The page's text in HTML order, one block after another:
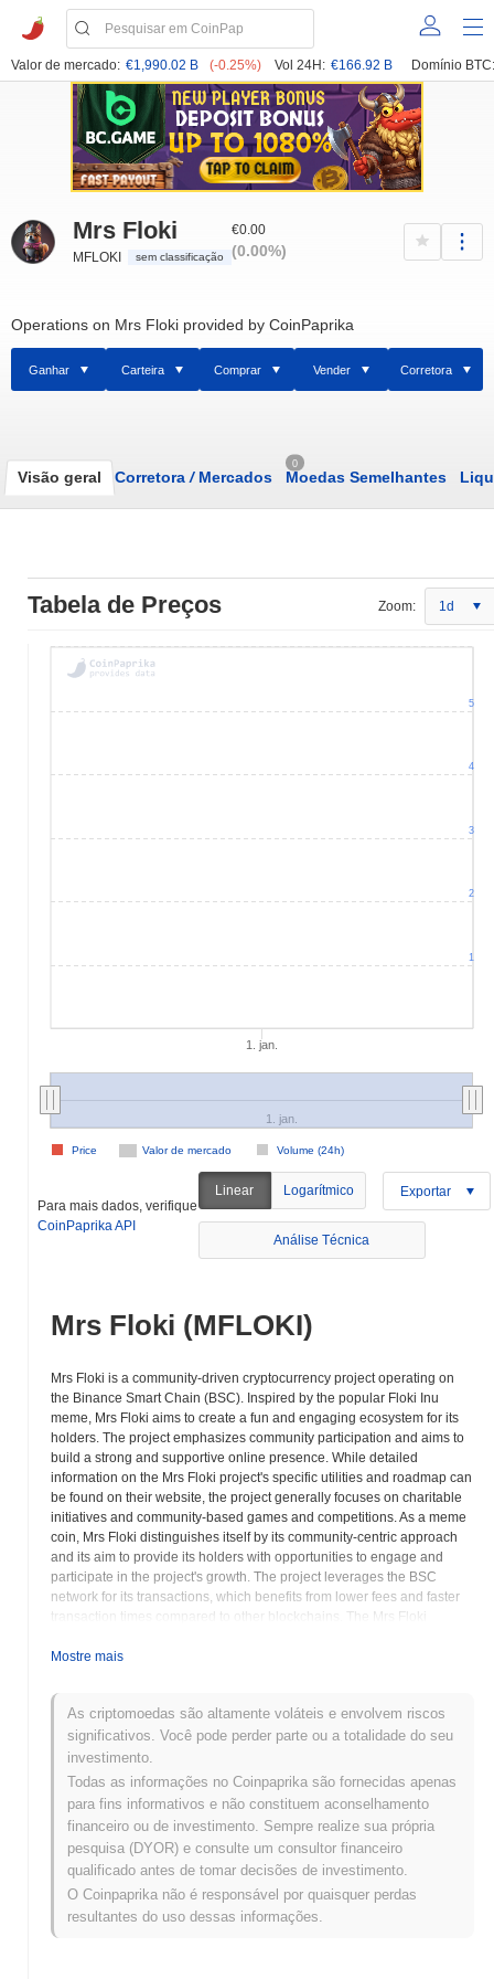
Valor de mercado: €1,990.02 B (-0.25%) Vol 24H: €166.92 B Domínio BTC:
Mrs Floki
MFLOKI sem classificação
€0.00
(0.00%)
Operations on Mrs Floki provided by CoinPaprika
Ganhar Carteira Comprar Vender Corretora
Visão geral Corretora /Mercados
0
Moedas Semelhantes
Tabela de Preços Zoom: 1d
1. jan.
Valor de mercado Volume (24h)
Price
1. jan.
1
2
3
4
5
Para mais dados, verifique
CoinPaprika API
Linear Logarítmico Exportar
Análise Técnica
Mrs Floki (MFLOKI)
Mrs Floki is a community-driven cryptocurrency project operating on
the Binance Smart Chain (BSC). Inspired by the popular Floki Inu
meme, Mrs Floki aims to create a fun and engaging ecosystem for its
holders. The project emphasizes community participation and aims to
build a strong and supportive online presence. While detailed
information on the Mrs Floki project's specific utilities and roadmap can
be found on their website, the project generally focuses on charitable
initiatives and community-based games and competitions. As a meme
coin, Mrs Floki distinguishes itself by its community-centric approach
and its aim to provide its holders with opportunities to engage and
participate in the project's growth. The project leverages the BSC
network for its transactions, which benefits from lower fees and faster
transaction times compared to other blockchains. The Mrs Floki
online channels to build awareness and expand its reach. Token
and contribute to the project's overall development. The Binance Smart
Chain (BSC) provides the infrastructure for Mrs Floki to operate,
enabling fast and cost-effective transactions within its ecosystem. As a
meme coin, the project's value is heavily influenced by community
sentiment and online trends. The Mrs Floki project aims to establish a
dedicated and active community by providing engaging experiences
and fostering a sense of belonging among its holders. Mrs Floki is
designed to appeal to individuals interested in community-driven
cryptocurrency projects within the meme coin space.
Mrs Floki (MFLOKI) FAQ – Métricas
Principais e Insights do Mercado
Mostre mais
As criptomoedas são altamente voláteis e envolvem riscos
significativos. Você pode perder parte ou a totalidade do seu
investimento.
Todas as informações no Coinpaprika são fornecidas apenas
para fins informativos e não constituem aconselhamento
financeiro ou de investimento. Sempre realize sua própria
pesquisa (DYOR) e consulte um consultor financeiro
qualificado antes de tomar decisões de investimento.
O Coinpaprika não é responsável por quaisquer perdas
resultantes do uso dessas informações.